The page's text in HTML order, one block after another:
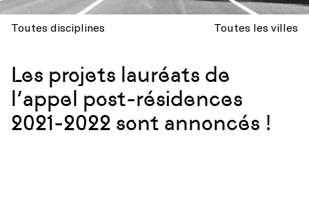
Toutes disciplines Toutes les villes
Les projets lauréats de
l’appel post-résidences
2021-2022 sont annoncés !